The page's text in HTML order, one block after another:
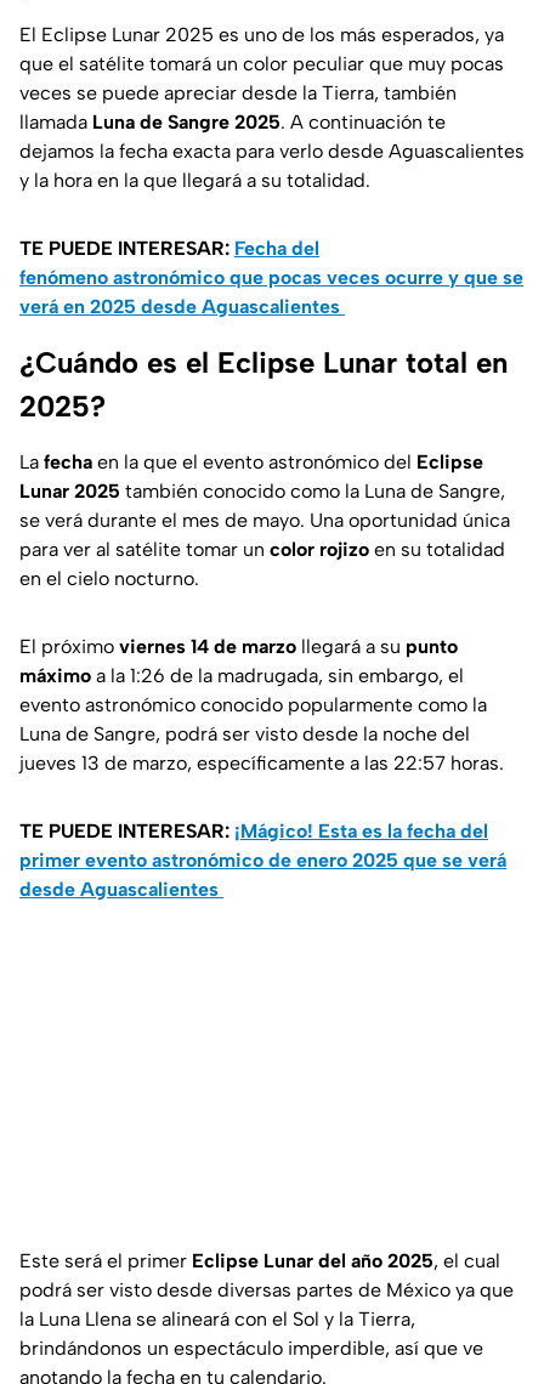
El Eclipse Lunar 2025 es uno de los más esperados, ya
que el satélite tomará un color peculiar que muy pocas
veces se puede apreciar desde la Tierra, también
llamada Luna de Sangre 2025. A continuación te
dejamos la fecha exacta para verlo desde Aguascalientes
y la hora en la que llegará a su totalidad.
TE PUEDE INTERESAR: Fecha del
fenómeno astronómico que pocas veces ocurre y que se
verá en 2025 desde Aguascalientes
¿Cuándo es el Eclipse Lunar total en
2025?
La fecha en la que el evento astronómico del Eclipse
Lunar 2025 también conocido como la Luna de Sangre,
se verá durante el mes de mayo. Una oportunidad única
para ver al satélite tomar un color rojizo en su totalidad
en el cielo nocturno.
El próximo viernes 14 de marzo llegará a su punto
máximo a la 1:26 de la madrugada, sin embargo, el
evento astronómico conocido popularmente como la
Luna de Sangre, podrá ser visto desde la noche del
jueves 13 de marzo, específicamente a las 22:57 horas.
TE PUEDE INTERESAR: ¡Mágico! Esta es la fecha del
primer evento astronómico de enero 2025 que se verá
desde Aguascalientes
Este será el primer Eclipse Lunar del año 2025, el cual
podrá ser visto desde diversas partes de México ya que
la Luna Llena se alineará con el Sol y la Tierra,
brindándonos un espectáculo imperdible, así que ve
anotando la fecha en tu calendario.